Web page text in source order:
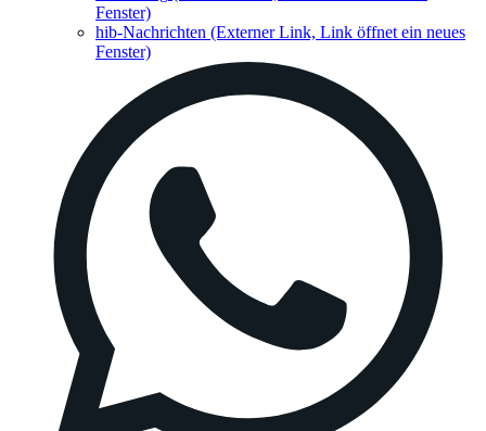
Fenster)
hib-Nachrichten (Externer Link, Link öffnet ein neues
Fenster)